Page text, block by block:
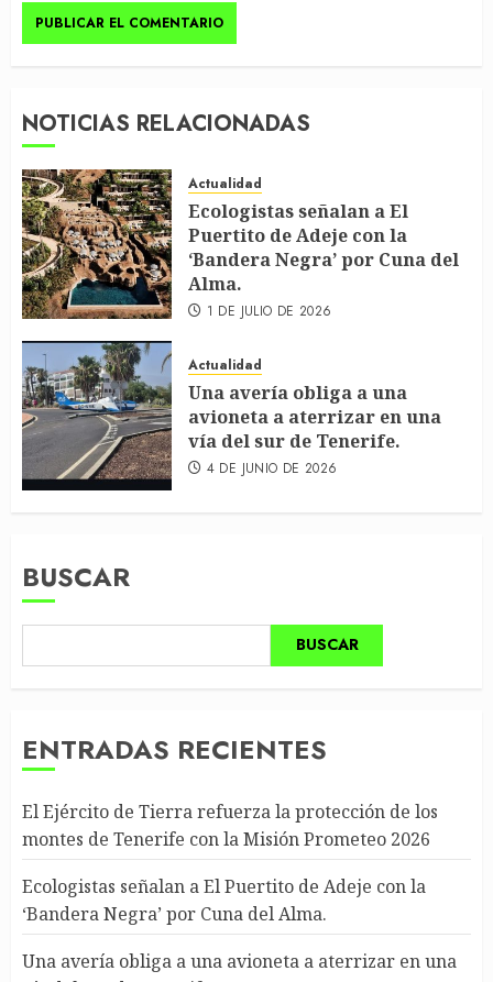
NOTICIAS RELACIONADAS
Actualidad
Ecologistas señalan a El
Puertito de Adeje con la
‘Bandera Negra’ por Cuna del
Alma.
1 DE JULIO DE 2026
Actualidad
Una avería obliga a una
avioneta a aterrizar en una
vía del sur de Tenerife.
4 DE JUNIO DE 2026
BUSCAR
BUSCAR
ENTRADAS RECIENTES
El Ejército de Tierra refuerza la protección de los
montes de Tenerife con la Misión Prometeo 2026
Ecologistas señalan a El Puertito de Adeje con la
‘Bandera Negra’ por Cuna del Alma.
Una avería obliga a una avioneta a aterrizar en una